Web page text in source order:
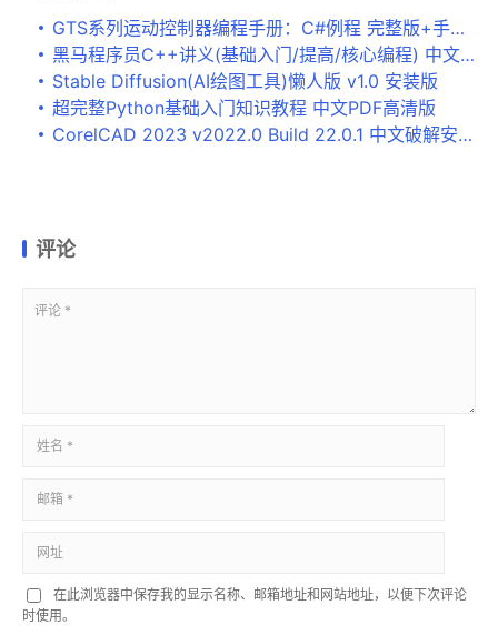
GTS系列运动控制器编程手册：C#例程 完整版+手册pdf版
黑马程序员C++讲义(基础入门/提高/核心编程) 中文PDF版
Stable Diffusion(AI绘图工具)懒人版 v1.0 安装版
超完整Python基础入门知识教程 中文PDF高清版
CorelCAD 2023 v2022.0 Build 22.0.1 中文破解安装版(附补丁+教程)
评论
在此浏览器中保存我的显示名称、邮箱地址和网站地址，以便下次评论
时使用。